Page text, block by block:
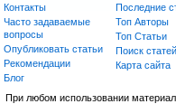
Контакты
Часто задаваемые
вопросы
Опубликовать статьи
Рекомендации
Блог
Последние
Топ Авторы
Топ Статьи
Поиск статей
Карта сайта
При любом использовании